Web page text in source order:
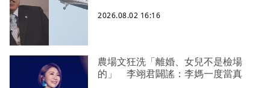
2026.08.02 16:16
農場文狂洗「離婚、女兒不是檢場
的」 李翊君闢謠：李媽一度當真